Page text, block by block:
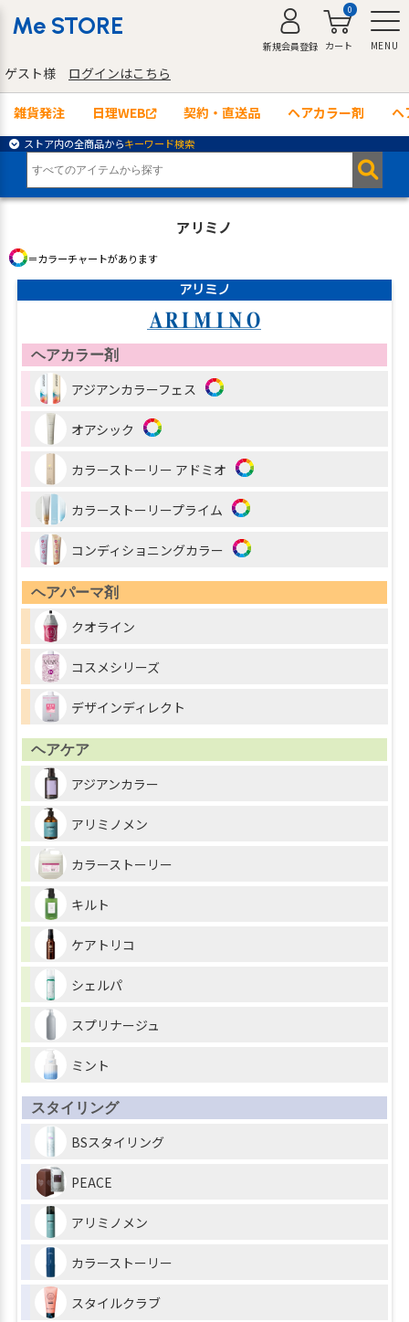
雑貨発注 日理WEB 契約・直送品 ヘアカラー剤 ヘ
ストア内の全商品からキーワード検索
Me STORE
MENU
新規会員登録 カート
0
ゲスト様 ログインはこちら
アリミノ
＝カラーチャートがあります
アリミノ
ヘアカラー剤
アジアンカラーフェス
オアシック
カラーストーリー アドミオ
カラーストーリープライム
コンディショニングカラー
ヘアパーマ剤
クオライン
コスメシリーズ
デザインディレクト
ヘアケア
アジアンカラー
アリミノメン
カラーストーリー
キルト
ケアトリコ
シェルパ
スプリナージュ
ミント
スタイリング
BSスタイリング
PEACE
アリミノメン
カラーストーリー
スタイルクラブ